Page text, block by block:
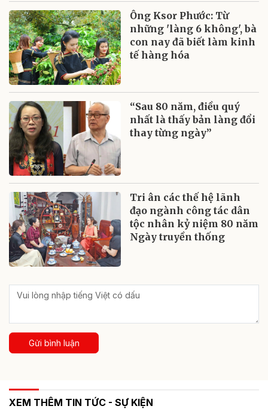
Ông Ksor Phước: Từ
những 'làng 6 không', bà
con nay đã biết làm kinh
tế hàng hóa
“Sau 80 năm, điều quý
nhất là thấy bản làng đổi
thay từng ngày”
Tri ân các thế hệ lãnh
đạo ngành công tác dân
tộc nhân kỷ niệm 80 năm
Ngày truyền thống
Gửi bình luận
XEM THÊM TIN TỨC - SỰ KIỆN